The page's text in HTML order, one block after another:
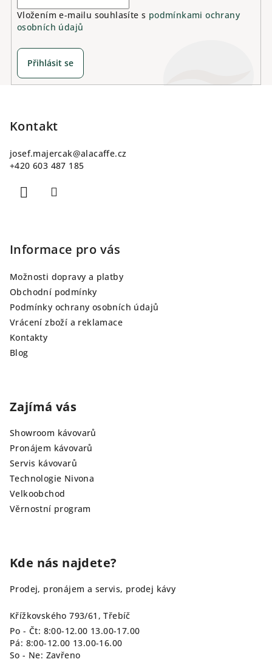
Vložením e-mailu souhlasíte s podmínkami ochrany
osobních údajů
Přihlásit se
Kontakt
josef.majercak@alacaffe.cz
+420 603 487 185
Informace pro vás
Možnosti dopravy a platby
Obchodní podmínky
Podmínky ochrany osobních údajů
Vrácení zboží a reklamace
Kontakty
Blog
Zajímá vás
Showroom kávovarů
Pronájem kávovarů
Servis kávovarů
Technologie Nivona
Velkoobchod
Věrnostní program
Kde nás najdete?
Prodej, pronájem a servis, prodej kávy
Křížkovského 793/61, Třebíč
Po - Čt: 8:00-12.00 13.00-17.00
Pá: 8:00-12.00 13.00-16.00
So - Ne: Zavřeno